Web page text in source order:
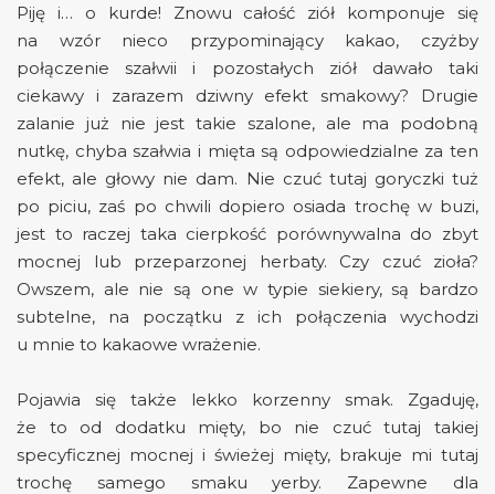
Piję i… o kurde! Znowu całość ziół komponuje się
na wzór nieco przypominający kakao, czyżby
połączenie szałwii i pozostałych ziół dawało taki
ciekawy i zarazem dziwny efekt smakowy? Drugie
zalanie już nie jest takie szalone, ale ma podobną
nutkę, chyba szałwia i mięta są odpowiedzialne za ten
efekt, ale głowy nie dam. Nie czuć tutaj goryczki tuż
po piciu, zaś po chwili dopiero osiada trochę w buzi,
jest to raczej taka cierpkość porównywalna do zbyt
mocnej lub przeparzonej herbaty. Czy czuć zioła?
Owszem, ale nie są one w typie siekiery, są bardzo
subtelne, na początku z ich połączenia wychodzi
u mnie to kakaowe wrażenie.
Pojawia się także lekko korzenny smak. Zgaduję,
że to od dodatku mięty, bo nie czuć tutaj takiej
specyficznej mocnej i świeżej mięty, brakuje mi tutaj
trochę samego smaku yerby. Zapewne dla